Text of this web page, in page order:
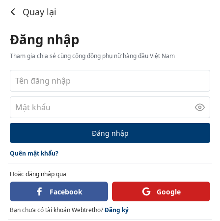
Quay lại
Đăng nhập
Tham gia chia sẻ cùng cộng đồng phụ nữ hàng đầu Việt Nam
Đăng nhập
Quên mật khẩu?
Hoặc đăng nhập qua
Facebook Google
Bạn chưa có tài khoản Webtretho?Đăng ký